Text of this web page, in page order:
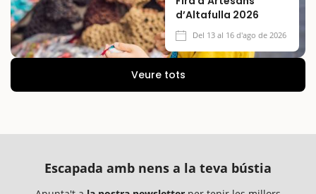
d’Altafulla 2026
Del 13 al 16 d'ago de 2026
Veure tots
Escapada amb nens a la teva bústia